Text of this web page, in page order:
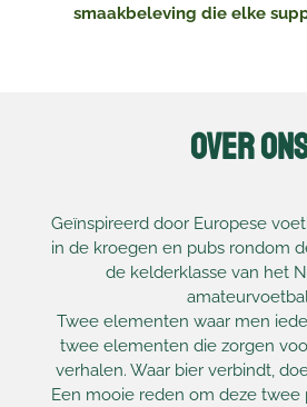
smaakbeleving die elke
Over
Geïnspireerd door Europese
in de kroegen en pubs rondom
de kelderklasse van het
Twee elementen waar men
twee elementen die zorgen
verhalen. Waar bier verbindt,
Een mooie reden om deze twee